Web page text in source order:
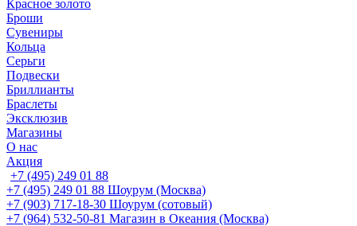
Красное золото
Броши
Сувениры
Кольца
Серьги
Подвески
Бриллианты
Браслеты
Эксклюзив
Магазины
О нас
Акция
+7 (495) 249 01 88
+7 (495) 249 01 88 Шоурум (Москва)
+7 (903) 717-18-30 Шоурум (сотовый)
+7 (964) 532-50-81 Магазин в Океания (Москва)